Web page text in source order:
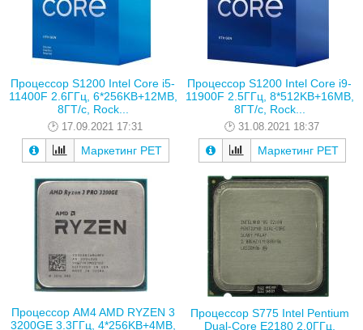
Процессор S1200 Intel Core i5-
11400F 2.6ГГц, 6*256KB+12MB,
8ГТ/с, Rock...
17.09.2021 17:31
Маркетинг РЕТ
Процессор S1200 Intel Core i9-
11900F 2.5ГГц, 8*512KB+16MB,
8ГТ/с, Rock...
31.08.2021 18:37
Маркетинг РЕТ
Процессор AM4 AMD RYZEN 3
3200GE 3.3ГГц, 4*256KB+4MB,
Процессор S775 Intel Pentium
Dual-Core E2180 2.0ГГц,